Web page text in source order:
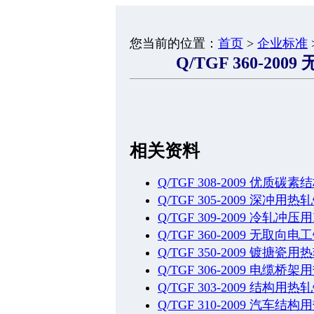
您当前的位置： 首页 > 企业标准
Q/TGF 360-2009
相关资料
Q/TGF 308-2009 优质碳素
Q/TGF 305-2009 深冲用热
Q/TGF 309-2009 冷轧冲压
Q/TGF 360-2009 无取向电
Q/TGF 350-2009 镀搪瓷用
Q/TGF 306-2009 电缆桥架
Q/TGF 303-2009 结构用热
Q/TGF 310-2009 汽车结构